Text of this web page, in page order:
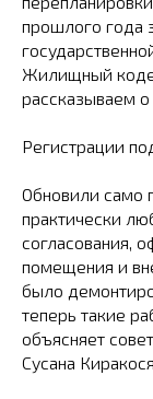
прошлого года
Жилищный
рассказываем
Регистрации
Обновили само
практически
согласования,
помещения и
было
теперь такие
объясняет
Сусана